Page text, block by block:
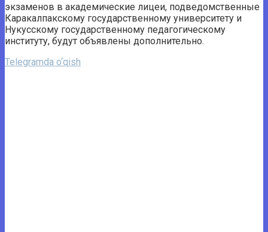
экзаменов в академические лицеи, подведомственные
Каракалпакскому государственному университету и
Нукусскому государственному педагогическому
институту, будут объявлены дополнительно.
Telegramda o‘qish